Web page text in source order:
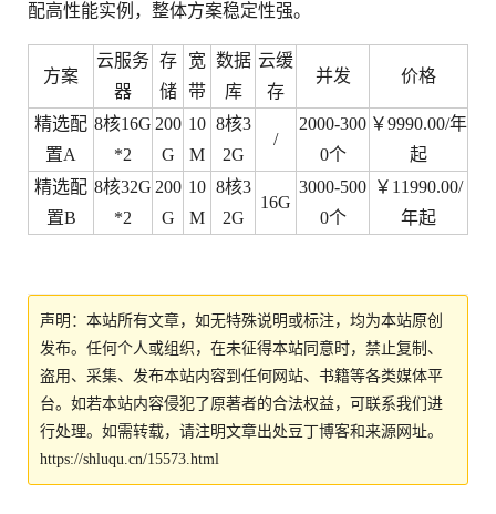
配高性能实例，整体方案稳定性强。
方案
云服务
器
存
储
宽
带
数据
库
云缓
存
并发 价格
精选配
置A
8核16G
*2
200
G
10
M
8核3
2G
/
2000-300
0个
￥9990.00/年
起
精选配
置B
8核32G
*2
200
G
10
M
8核3
2G
16G
3000-500
0个
￥11990.00/
年起
声明：本站所有文章，如无特殊说明或标注，均为本站原创
发布。任何个人或组织，在未征得本站同意时，禁止复制、
盗用、采集、发布本站内容到任何网站、书籍等各类媒体平
台。如若本站内容侵犯了原著者的合法权益，可联系我们进
行处理。如需转载，请注明文章出处豆丁博客和来源网址。
https://shluqu.cn/15573.html